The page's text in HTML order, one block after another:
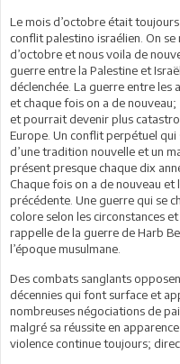
Le mois d’octobre était
conflit palestino israélien. On
d’octobre et nous voila de
guerre entre la Palestine et
déclenchée. La guerre entre les
et chaque fois on a de
et pourrait devenir plus
Europe. Un conflit perpétuel
d’une tradition nouvelle et un
présent presque chaque dix
Chaque fois on a de nouveau
précédente. Une guerre qui se
colore selon les circonstances
rappelle de la guerre de Harb
l’époque musulmane.
Des combats sanglants
décennies qui font surface et
nombreuses négociations de
malgré sa réussite en
violence continue toujours;